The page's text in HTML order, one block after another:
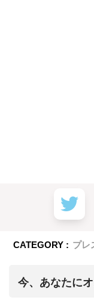
CATEGORY : プレ
今、あなたに